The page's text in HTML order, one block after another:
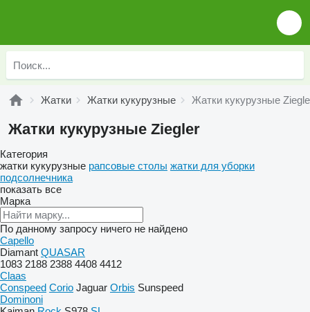
Жатки Жатки кукурузные Жатки кукурузные
Жатки кукурузные Ziegler
Категория
жатки кукурузные рапсовые столы жатки для уборки
подсолнечника
показать все
Марка
По данному запросу ничего не найдено
Capello
Diamant QUASAR
1083 2188 2388 4408 4412
Claas
Conspeed Corio Jaguar Orbis Sunspeed
Dominoni